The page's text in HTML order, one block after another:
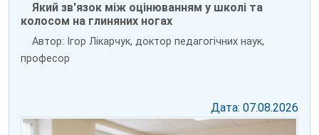
Який зв'язок між оцінюванням у школі та
колосом на глиняних ногах
Автор: Ігор Лікарчук, доктор педагогічних наук,
професор
Дата: 07.08.2026